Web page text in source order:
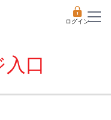
ログイン
口